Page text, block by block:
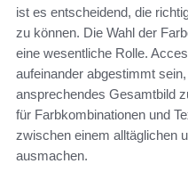
ist es entscheidend, die
zu können. Die Wahl der
eine wesentliche Rolle.
aufeinander abgestimmt
ansprechendes Gesamtbild
für Farbkombinationen und
zwischen einem alltäglichen
ausmachen.